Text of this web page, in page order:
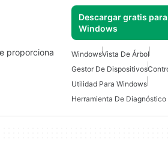
Descargar gratis para
Windows
proporciona
WindowsVista De Árbol
Gestor De Dispositivos
Utilidad Para Windows
Herramienta De Diagnóstico